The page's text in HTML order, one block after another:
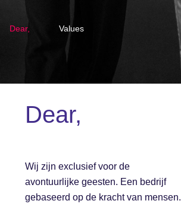
Dear, Values
Dear,
Wij zijn exclusief voor de
avontuurlijke geesten. Een bedrijf
gebaseerd op de kracht van mensen.